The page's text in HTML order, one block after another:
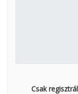
Csak